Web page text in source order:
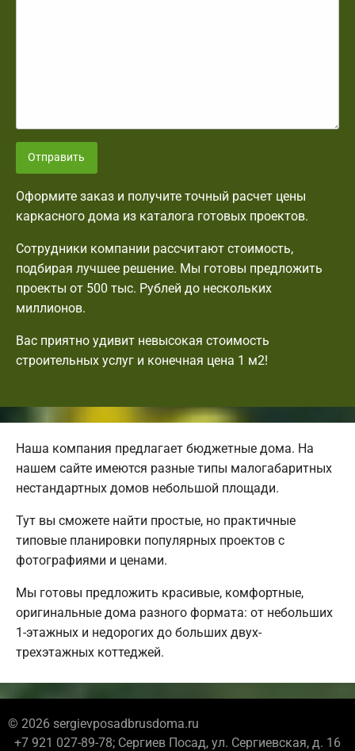
Отправить
Оформите заказ и получите точный расчет цены
каркасного дома из каталога готовых проектов.
Сотрудники компании рассчитают стоимость,
подбирая лучшее решение. Мы готовы предложить
проекты от 500 тыс. Рублей до нескольких
миллионов.
Вас приятно удивит невысокая стоимость
строительных услуг и конечная цена 1 м2!
Наша компания предлагает бюджетные дома. На
нашем сайте имеются разные типы малогабаритных
нестандартных домов небольшой площади.
Тут вы сможете найти простые, но практичные
типовые планировки популярных проектов с
фотографиями и ценами.
Мы готовы предложить красивые, комфортные,
оригинальные дома разного формата: от небольших
1-этажных и недорогих до больших двух-
трехэтажных коттеджей.
© 2026 sergievposadbrusdoma.ru
+7 921 027-89-78; Сергиев Посад, ул. Сергиевская, д. 16